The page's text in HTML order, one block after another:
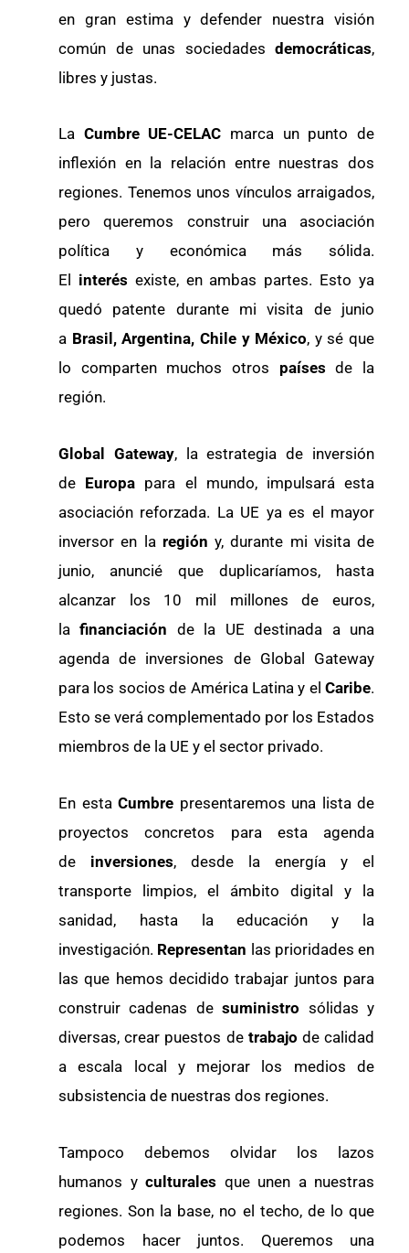
en gran estima y defender nuestra visión
común de unas sociedades democráticas,
libres y justas.
La Cumbre UE-CELAC marca un punto de
inflexión en la relación entre nuestras dos
regiones. Tenemos unos vínculos arraigados,
pero queremos construir una asociación
política y económica más sólida.
El interés existe, en ambas partes. Esto ya
quedó patente durante mi visita de junio
a Brasil, Argentina, Chile y México, y sé que
lo comparten muchos otros paísesde la
región.
Global Gateway, la estrategia de inversión
de Europa para el mundo, impulsará esta
asociación reforzada. La UE ya es el mayor
inversor en la región y, durante mi visita de
junio, anuncié que duplicaríamos, hasta
alcanzar los 10 mil millones de euros,
lafinanciación de la UE destinada a una
agenda de inversiones de Global Gateway
para los socios de América Latina y el Caribe.
Esto se verá complementado por los Estados
miembros de la UE y el sector privado.
En esta Cumbre presentaremos una lista de
proyectos concretos para esta agenda
de inversiones, desde la energía y el
transporte limpios, el ámbito digital y la
sanidad, hasta la educación y la
investigación. Representan las prioridades en
las que hemos decidido trabajar juntos para
construir cadenas desuministro sólidas y
diversas, crear puestos de trabajo de calidad
a escala local y mejorar los medios de
subsistencia de nuestras dos regiones.
Tampoco debemos olvidar los lazos
humanos y culturales que unen a nuestras
regiones. Son la base, no el techo, de lo que
podemos hacer juntos. Queremos una